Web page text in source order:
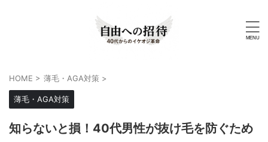
HOME > 薄毛・AGA対策 >
薄毛・AGA対策
知らないと損！40代男性が抜け毛を防ぐため